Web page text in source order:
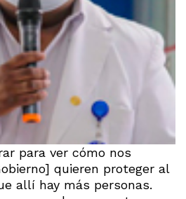
para ver cómo nos
quieren proteger al
allí hay más personas.